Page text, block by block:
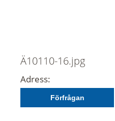
Ä10110-16.jpg
Adress:
Förfrågan